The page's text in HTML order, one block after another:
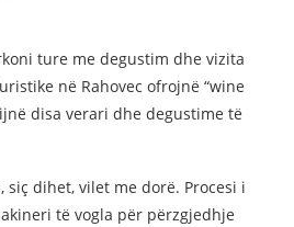
ture me degustim dhe vizita
në Rahovec ofrojnë “wine
disa verari dhe degustime të
siç dihet, vilet me dorë. Procesi i
të vogla për përzgjedhje